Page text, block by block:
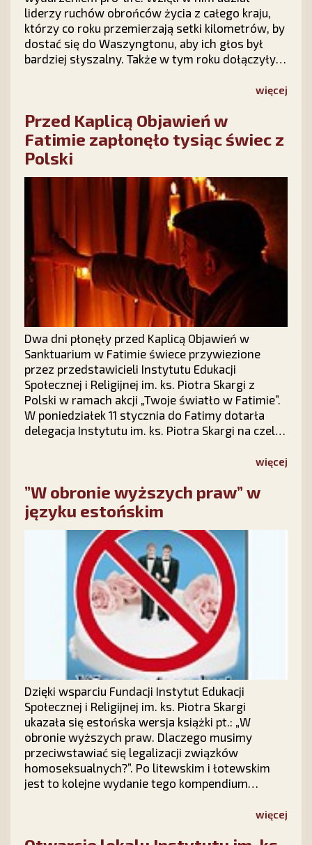
liderzy ruchów obrońców życia z całego kraju,
którzy co roku przemierzają setki kilometrów, by
dostać się do Waszyngtonu, aby ich głos był
bardziej słyszalny. Także w tym roku dołączyły
deptak, ulice i chodniki, stanowiąc prawdziwe
osób.
więcej
Przed Kaplicą Objawień w
Fatimie zapłonęło tysiąc świec z
Polski
Dwa dni płonęły przed Kaplicą Objawień w
Sanktuarium w Fatimie świece przywiezione
przez przedstawicieli Instytutu Edukacji
Społecznej i Religijnej im. ks. Piotra Skargi z
Polski w ramach akcji „Twoje światło w Fatimie”.
W poniedziałek 11 stycznia do Fatimy dotarła
delegacja Instytutu im. ks. Piotra Skargi na czele
plac przed bazyliką Matki Bożej Różańcowej
dopiero późnym wieczorem. Świece od polskich
rodzin zapłonęły w Fatimie - film
więcej
”W obronie wyższych praw” w
języku estońskim
Dzięki wsparciu Fundacji Instytut Edukacji
Społecznej i Religijnej im. ks. Piotra Skargi
ukazała się estońska wersja książki pt.: „W
obronie wyższych praw. Dlaczego musimy
przeciwstawiać się legalizacji związków
homoseksualnych?”. Po litewskim i łotewskim
jest to kolejne wydanie tego kompendium
więcej